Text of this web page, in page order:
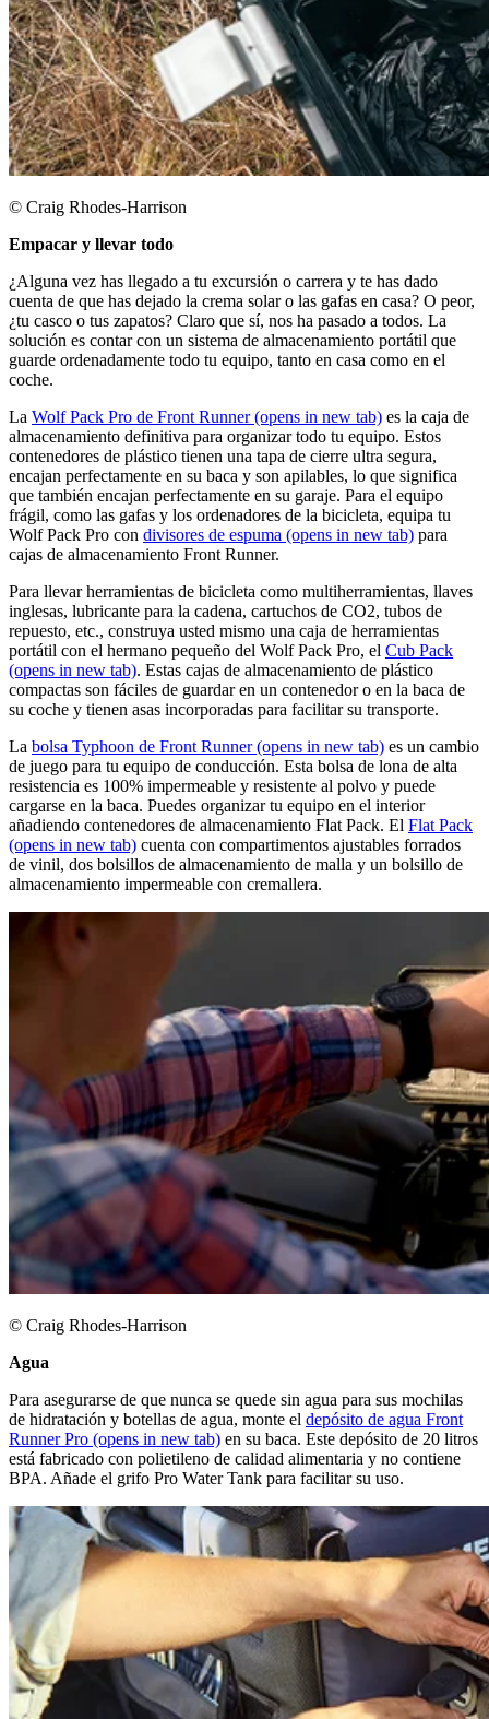
© Craig Rhodes-Harrison
Empacar y llevar todo
¿Alguna vez has llegado a tu excursión o carrera y te has dado
cuenta de que has dejado la crema solar o las gafas en casa? O peor,
¿tu casco o tus zapatos? Claro que sí, nos ha pasado a todos. La
solución es contar con un sistema de almacenamiento portátil que
guarde ordenadamente todo tu equipo, tanto en casa como en el
coche.
La Wolf Pack Pro de Front Runner(opens in new tab) es la caja de
almacenamiento definitiva para organizar todo tu equipo. Estos
contenedores de plástico tienen una tapa de cierre ultra segura,
encajan perfectamente en su baca y son apilables, lo que significa
que también encajan perfectamente en su garaje. Para el equipo
frágil, como las gafas y los ordenadores de la bicicleta, equipa tu
Wolf Pack Pro con divisores de espuma (opens in new tab) para
cajas de almacenamiento Front Runner.
Para llevar herramientas de bicicleta como multiherramientas, llaves
inglesas, lubricante para la cadena, cartuchos de CO2, tubos de
repuesto, etc., construya usted mismo una caja de herramientas
portátil con el hermano pequeño del Wolf Pack Pro, el Cub Pack
(opens in new tab). Estas cajas de almacenamiento de plástico
compactas son fáciles de guardar en un contenedor o en la baca de
su coche y tienen asas incorporadas para facilitar su transporte.
La bolsa Typhoon de Front Runner(opens in new tab) es un cambio
de juego para tu equipo de conducción. Esta bolsa de lona de alta
resistencia es 100% impermeable y resistente al polvo y puede
cargarse en la baca. Puedes organizar tu equipo en el interior
añadiendo contenedores de almacenamiento Flat Pack. El Flat Pack
(opens in new tab) cuenta con compartimentos ajustables forrados
de vinil, dos bolsillos de almacenamiento de malla y un bolsillo de
almacenamiento impermeable con cremallera.
© Craig Rhodes-Harrison
Agua
Para asegurarse de que nunca se quede sin agua para sus mochilas
de hidratación y botellas de agua, monte el depósito de agua Front
Runner Pro (opens in new tab) en su baca. Este depósito de 20 litros
está fabricado con polietileno de calidad alimentaria y no contiene
BPA. Añade el grifo Pro Water Tank para facilitar su uso.